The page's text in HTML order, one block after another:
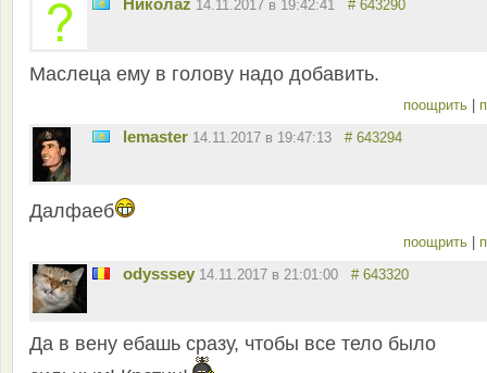
Николаz 14.11.2017 в 19:42:41 # 643290
Маслеца ему в голову надо добавить.
поощрить
lemaster 14.11.2017 в 19:47:13 # 643294
Далфаеб
поощрить
odysssey 14.11.2017 в 21:01:00 # 643320
Да в вену ебашь сразу, чтобы все тело было